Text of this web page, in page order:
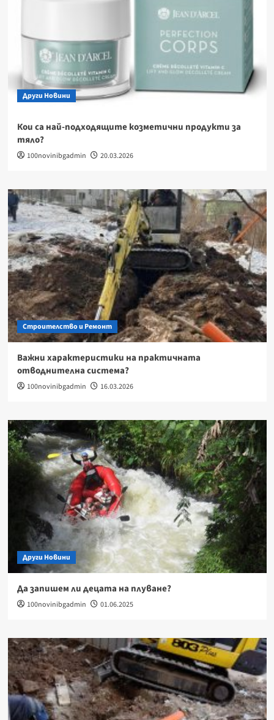
Други Новини
Кои са най-подходящите козметични продукти за
тяло?
100novinibgadmin 20.03.2026
Строителство и Ремонт
Важни характеристики на практичната
отводнителна система?
100novinibgadmin 16.03.2026
Други Новини
Да запишем ли децата на плуване?
100novinibgadmin 01.06.2025